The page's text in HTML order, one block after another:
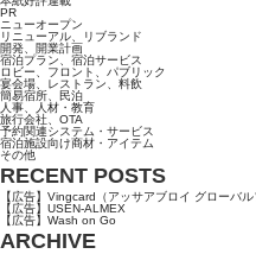
PR
ニューオープン
リニューアル、リブランド
開発、開業計画
宿泊プラン、宿泊サービス
ロビー、フロント、パブリック
宴会場、レストラン、料飲
簡易宿所、民泊
人事、人材・教育
旅行会社、OTA
予約関連システム・サービス
宿泊施設向け商材・アイテム
その他
RECENT POSTS
【広告】Vingcard（アッサアブロイ グローバ
【広告】USEN-ALMEX
【広告】Wash on Go
ARCHIVE